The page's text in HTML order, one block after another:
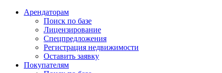
Арендаторам
Поиск по базе
Лицензирование
Спецпредложения
Регистрация недвижимости
Оставить заявку
Покупателям